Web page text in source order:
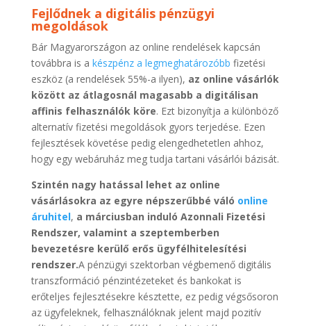
Fejlődnek a digitális pénzügyi
megoldások
Bár Magyarországon az online rendelések kapcsán
továbbra is a készpénz a legmeghatározóbb fizetési
eszköz (a rendelések 55%-a ilyen), az online vásárlók
között az átlagosnál magasabb a digitálisan
affinis felhasználók köre. Ezt bizonyítja a különböző
alternatív fizetési megoldások gyors terjedése. Ezen
fejlesztések követése pedig elengedhetetlen ahhoz,
hogy egy webáruház meg tudja tartani vásárlói bázisát.
Szintén nagy hatással lehet az online
vásárlásokra az egyre népszerűbbé váló online
áruhitel, a márciusban induló Azonnali Fizetési
Rendszer, valamint a szeptemberben
bevezetésre kerülő erős ügyfélhitelesítési
rendszer.A pénzügyi szektorban végbemenő digitális
transzformáció pénzintézeteket és bankokat is
erőteljes fejlesztésekre késztette, ez pedig végsősoron
az ügyfeleknek, felhasználóknak jelent majd pozitív